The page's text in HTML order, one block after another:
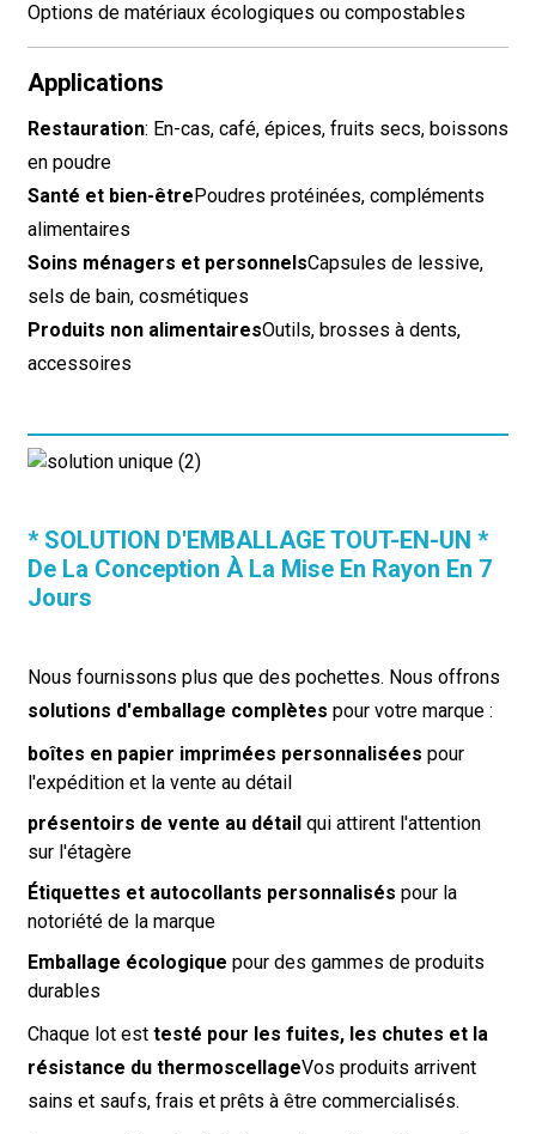
Options de matériaux écologiques ou compostables
Applications
Restauration: En-cas, café, épices, fruits secs, boissons
en poudre
Santé et bien-êtrePoudres protéinées, compléments
alimentaires
Soins ménagers et personnelsCapsules de lessive,
sels de bain, cosmétiques
Produits non alimentairesOutils, brosses à dents,
accessoires
* SOLUTION D'EMBALLAGE TOUT-EN-UN *
De La Conception À La Mise En Rayon En 7
Jours
Nous fournissons plus que des pochettes. Nous offrons
solutions d'emballage complètes pour votre marque :
boîtes en papier imprimées personnalisées pour
l'expédition et la vente au détail
présentoirs de vente au détail qui attirent l'attention
sur l'étagère
Étiquettes et autocollants personnalisés pour la
notoriété de la marque
Emballage écologique pour des gammes de produits
durables
Chaque lot est testé pour les fuites, les chutes et la
résistance du thermoscellageVos produits arrivent
sains et saufs, frais et prêts à être commercialisés.